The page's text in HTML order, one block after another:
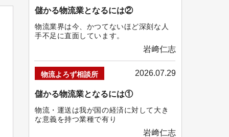
儲かる物流業となるには②
物流業界は今、かつてないほど深刻な人
手不足に直面しています。
岩﨑仁志
物流よろず相談所 2026.07.29
儲かる物流業となるには①
物流・運送は我が国の経済に対して大き
な意義を持つ業種で有り
岩﨑仁志